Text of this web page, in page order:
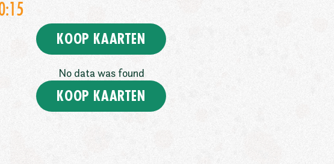
KOOP KAARTEN
No data was found
KOOP KAARTEN